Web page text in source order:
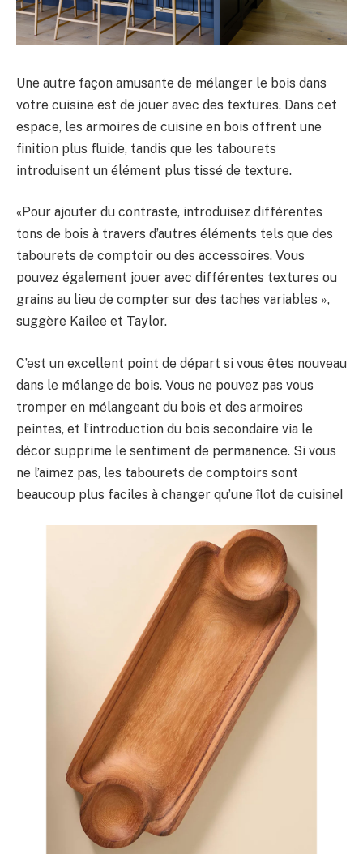
Une autre façon amusante de mélanger le bois dans
votre cuisine est de jouer avec des textures. Dans cet
espace, les armoires de cuisine en bois offrent une
finition plus fluide, tandis que les tabourets
introduisent un élément plus tissé de texture.
«Pour ajouter du contraste, introduisez différentes
tons de bois à travers d’autres éléments tels que des
tabourets de comptoir ou des accessoires. Vous
pouvez également jouer avec différentes textures ou
grains au lieu de compter sur des taches variables »,
suggère Kailee et Taylor.
C’est un excellent point de départ si vous êtes nouveau
dans le mélange de bois. Vous ne pouvez pas vous
tromper en mélangeant du bois et des armoires
peintes, et l’introduction du bois secondaire via le
décor supprime le sentiment de permanence. Si vous
ne l’aimez pas, les tabourets de comptoirs sont
beaucoup plus faciles à changer qu’une îlot de cuisine!